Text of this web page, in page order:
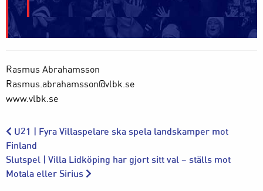
Rasmus Abrahamsson
Rasmus.abrahamsson@vlbk.se
www.vlbk.se
U21 | Fyra Villaspelare ska spela landskamper mot
Finland
Slutspel | Villa Lidköping har gjort sitt val – ställs mot
Motala eller Sirius